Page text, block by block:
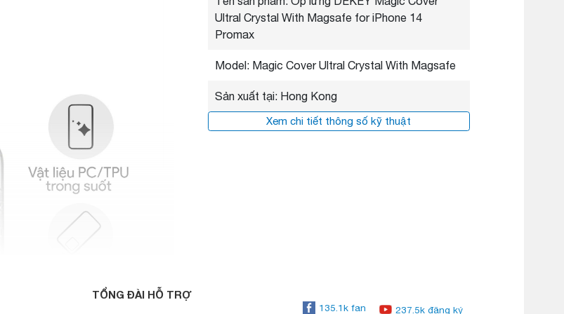
Ultral Crystal With Magsafe for iPhone 14
Promax
Model: Magic Cover Ultral Crystal With Magsafe
Sản xuất tại: Hong Kong
Xem chi tiết thông số kỹ thuật
TỔNG ĐÀI HỖ TRỢ
135.1k fan 237.5k đăng ký